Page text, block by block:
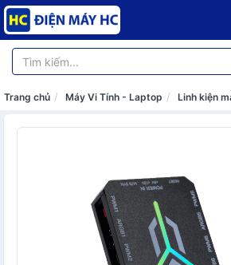
Trang chủ Máy Vi Tính - Laptop Linh kiện